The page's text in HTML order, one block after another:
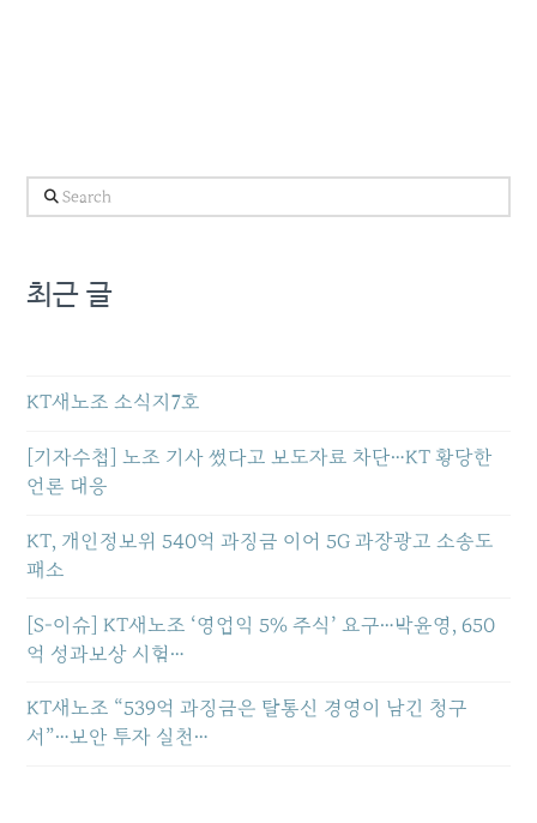
Search
최근 글
KT새노조 소식지7호
[기자수첩] 노조 기사 썼다고 보도자료 차단…KT 황당한
언론 대응
KT, 개인정보위 540억 과징금 이어 5G 과장광고 소송도
패소
[S-이슈] KT새노조 ‘영업익 5% 주식’ 요구…박윤영, 650
억 성과보상 시험…
KT새노조 “539억 과징금은 탈통신 경영이 남긴 청구
서”…보안 투자 실천…